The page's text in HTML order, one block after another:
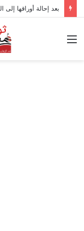
القائمة